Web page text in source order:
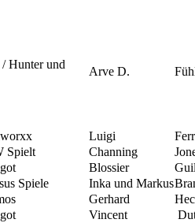
Hunter und
Arve D.
Luigi
Spielt Channing
Blossier
Spiele Inka und Markus
Gerhard
Vincent